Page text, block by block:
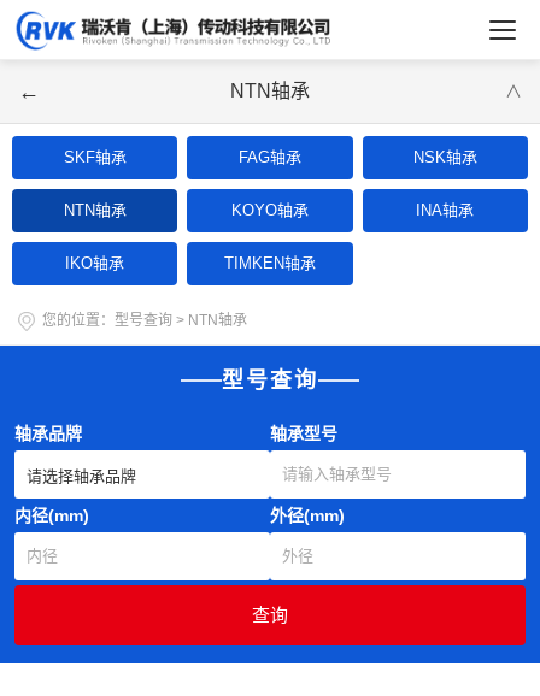
← NTN轴承 ∨
SKF轴承 FAG轴承 NSK轴承
NTN轴承 KOYO轴承 INA轴承
IKO轴承 TIMKEN轴承
您的位置： 型号查询 > NTN轴承
型号查询
轴承品牌 轴承型号
内径(mm) 外径(mm)